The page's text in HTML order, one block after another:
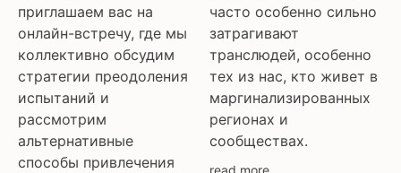
приглашаем вас на
онлайн-встречу, где мы
коллективно обсудим
стратегии преодоления
испытаний и
рассмотрим
альтернативные
способы привлечения
часто особенно сильно
затрагивают
транслюдей, особенно
тех из нас, кто живет в
маргинализированных
регионах и
сообществах.
read more